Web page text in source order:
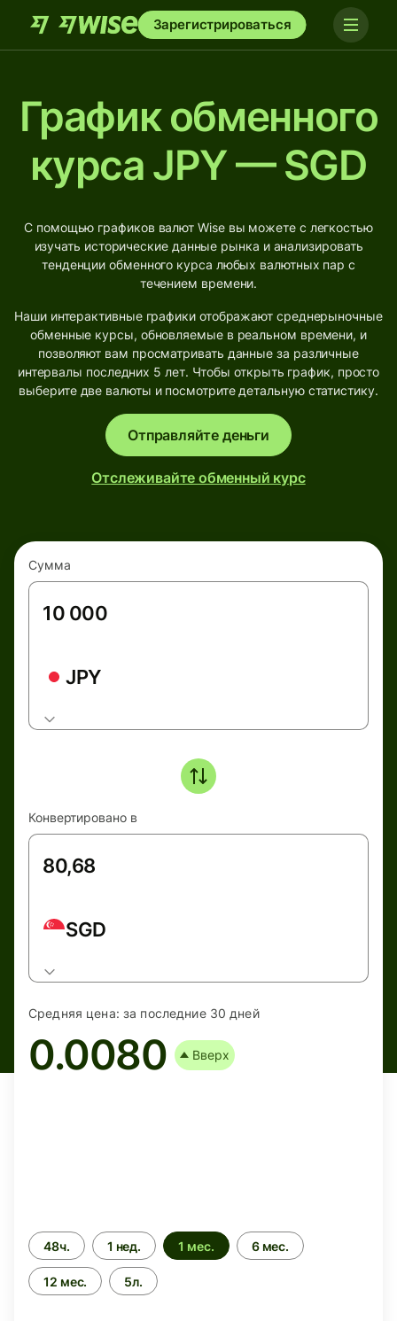
Зарегистрироваться
График обменного
курса JPY — SGD
С помощью графиков валют Wise вы можете с легкостью
изучать исторические данные рынка и анализировать
тенденции обменного курса любых валютных пар с
течением времени.
Наши интерактивные графики отображают среднерыночные
обменные курсы, обновляемые в реальном времени, и
позволяют вам просматривать данные за различные
интервалы последних 5 лет. Чтобы открыть график, просто
выберите две валюты и посмотрите детальную статистику.
Отправляйте деньги
Отслеживайте обменный курс
Сумма
JPY
Конвертировано в
SGD
Средняя цена: за последние 30 дней
0.0080 Вверх
Период
времени
48ч. 1 нед. 1 мес. 6 мес.
12 мес. 5л.